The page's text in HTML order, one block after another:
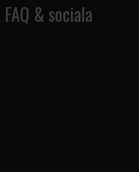
& sociala